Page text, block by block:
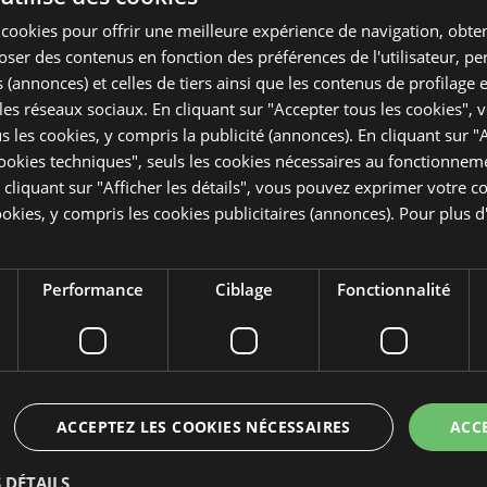
pour offrir une meilleure expérience de navigation,
des contenus en fonction des préférences de l'utilisateur,
et celles de tiers ainsi que les contenus de profilage
réseaux sociaux. En cliquant sur "Accepter tous les cookies",
les cookies, y compris la publicité (annonces). En cliquant sur
techniques", seuls les cookies nécessaires au
cliquant sur "Afficher les détails", vous pouvez exprimer votre
y compris les cookies publicitaires (annonces). Pour plus
Performance Ciblage Fonctionnalité
ACCEPTEZ LES COOKIES NÉCESSAIRES
DÉTAILS